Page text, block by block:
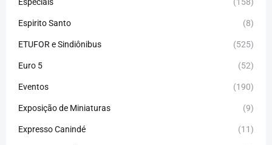
Espirito Santo (8)
ETUFOR e Sindiônibus (525)
Euro 5 (52)
Eventos (190)
Exposição de Miniaturas (9)
Expresso Canindé (11)